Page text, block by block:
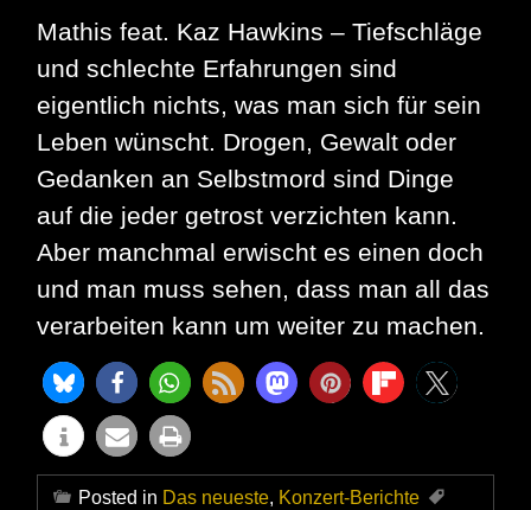
Mathis feat. Kaz Hawkins – Tiefschläge
und schlechte Erfahrungen sind
eigentlich nichts, was man sich für sein
Leben wünscht. Drogen, Gewalt oder
Gedanken an Selbstmord sind Dinge
auf die jeder getrost verzichten kann.
Aber manchmal erwischt es einen doch
und man muss sehen, dass man all das
verarbeiten kann um weiter zu machen.
Posted in Das neueste, Konzert-Berichte